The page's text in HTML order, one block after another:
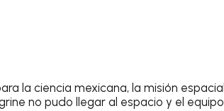
la ciencia mexicana, la misión espacial
no pudo llegar al espacio y el equipo